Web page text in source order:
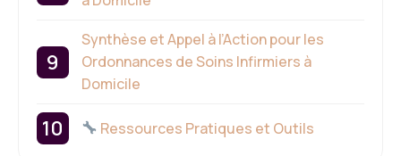
Synthèse et Appel à l’Action pour les
Ordonnances de Soins Infirmiers à
Domicile
Ressources Pratiques et Outils